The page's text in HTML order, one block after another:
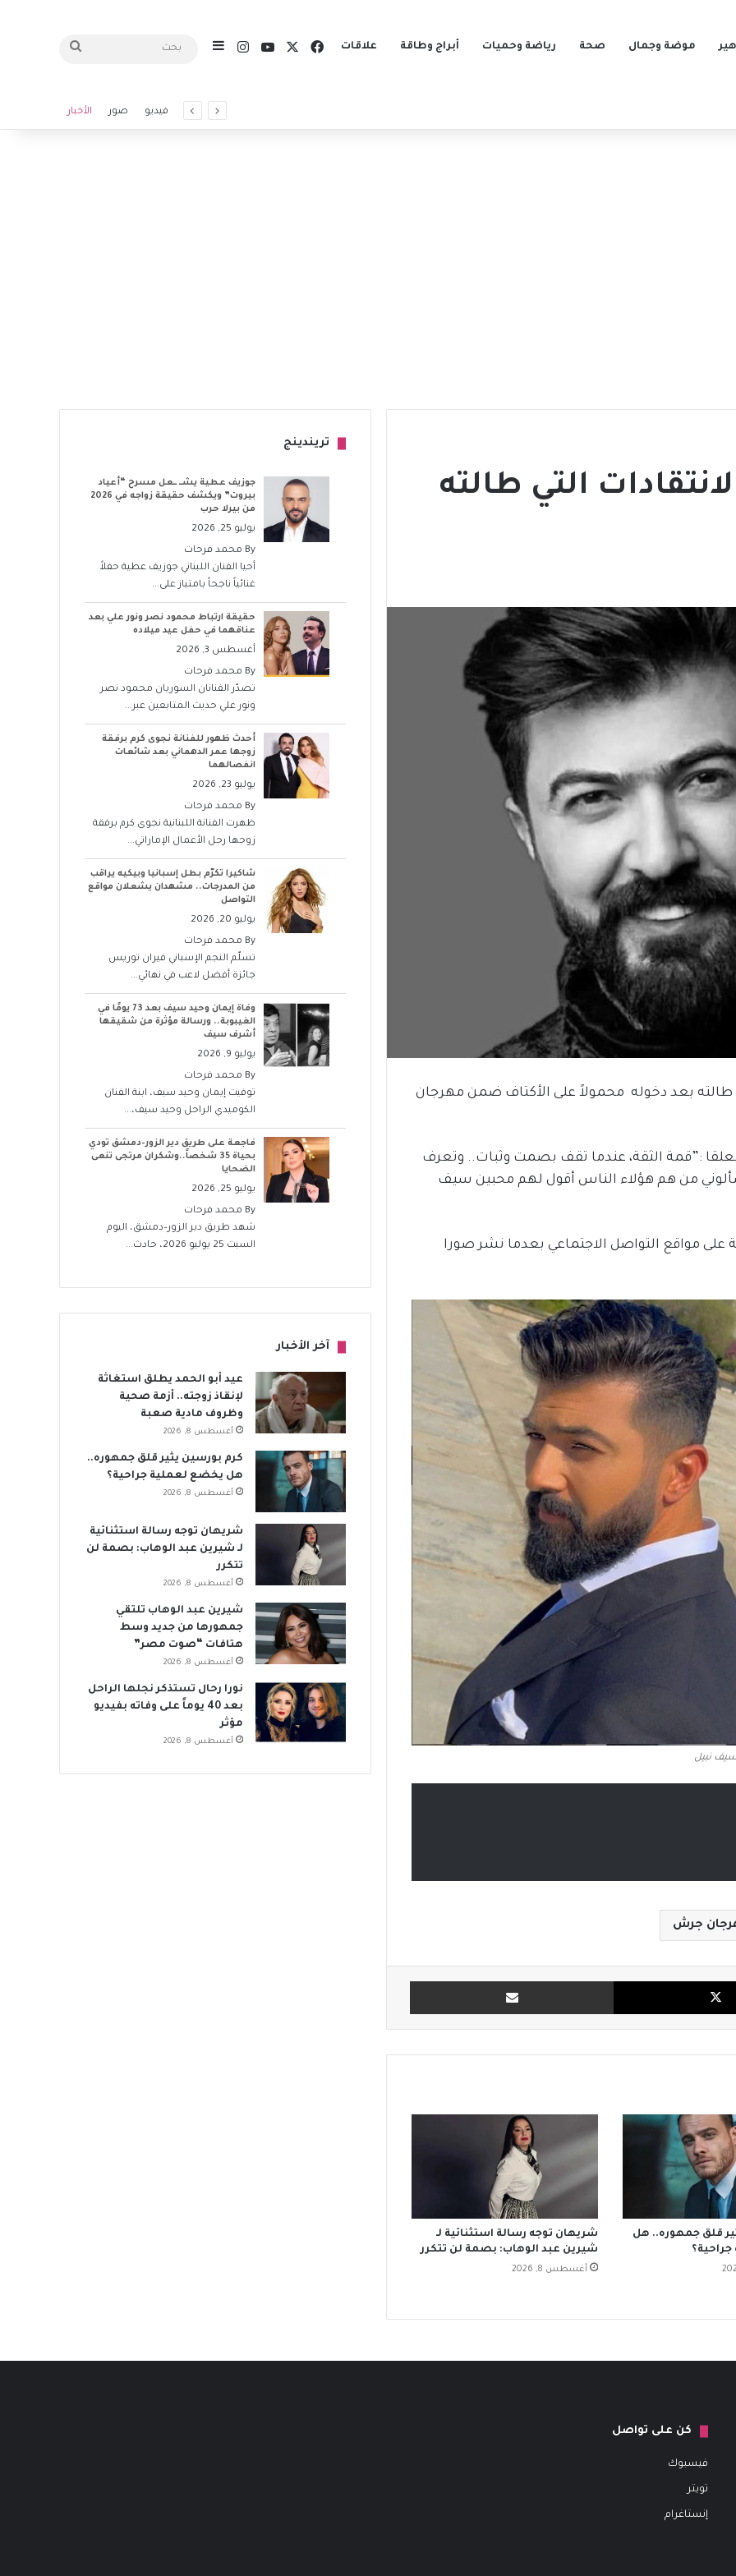
موضة وجمال صحة رياضة وحميات أبراج وطاقة علاقات فيسبوكيوتيوبانستقرامإضافة عمود جانبي بحث
فيديو صور الأخبار
التي طالته
طالته بعد دخوله محمولاً على الأكتاف ضمن مهرجان
:”قمة الثقة، عندما تقف بصمت وثبات.. وتعرف
من هم هؤلاء الناس أقول لهم محبين سيف
على مواقع التواصل الاجتماعي بعدما نشر صورا
نبيل
جرش
X مشاركة بالبريد
قلق جمهوره.. هل
شريهان توجه رسالة استثنائية لـ
شيرين عبد الوهاب: بصمة لن تتكرر
أغسطس 8, 2026
تريندينج
جوزيف عطية يشــ ــعل مسرح “أعياد
بيروت” ويكشف حقيقة زواجه في 2026
من بيرلا حرب
يوليو 25, 2026
By محمد فرحات
أحيا الفنان اللبناني جوزيف عطية حفلاً
غنائياً ناجحاً بامتياز على...
حقيقة ارتباط محمود نصر ونور علي بعد
عناقهما في حفل عيد ميلاده
أغسطس 3, 2026
By محمد فرحات
تصدّر الفنانان السوريان محمود نصر
ونور علي حديث المتابعين عبر...
أحدث ظهور للفنانة نجوى كرم برفقة
زوجها عمر الدهماني بعد شائعات
انفصالهما
يوليو 23, 2026
By محمد فرحات
ظهرت الفنانة اللبنانية نجوى كرم برفقة
زوجها رجل الأعمال الإماراتي...
شاكيرا تكرّم بطل إسبانيا وبيكيه يراقب
من المدرجات.. مشهدان يشعلان مواقع
التواصل
يوليو 20, 2026
By محمد فرحات
تسلّم النجم الإسباني فيران توريس
جائزة أفضل لاعب في نهائي...
وفاة إيمان وحيد سيف بعد 73 يومًا في
الغيبوبة.. ورسالة مؤثرة من شقيقها
أشرف سيف
يوليو 9, 2026
By محمد فرحات
توفيت إيمان وحيد سيف، ابنة الفنان
الكوميدي الراحل وحيد سيف،...
فاجعة على طريق دير الزور–دمشق تودي
بحياة 35 شخصاً..وشكران مرتجى تنعى
الضحايا
يوليو 25, 2026
By محمد فرحات
شهد طريق دير الزور–دمشق، اليوم
السبت 25 يوليو 2026، حادث...
آخر الأخبار
عيد أبو الحمد يطلق استغاثة
لإنقاذ زوجته.. أزمة صحية
وظروف مادية صعبة
أغسطس 8, 2026
كرم بورسين يثير قلق جمهوره..
هل يخضع لعملية جراحية؟
أغسطس 8, 2026
شريهان توجه رسالة استثنائية
لـ شيرين عبد الوهاب: بصمة لن
تتكرر
أغسطس 8, 2026
شيرين عبد الوهاب تلتقي
جمهورها من جديد وسط
هتافات “صوت مصر”
أغسطس 8, 2026
نورا رحال تستذكر نجلها الراحل
بعد 40 يوماً على وفاته بفيديو
مؤثر
أغسطس 8, 2026
كن على تواصل
فيسبوك
تويتر
إنستاغرام